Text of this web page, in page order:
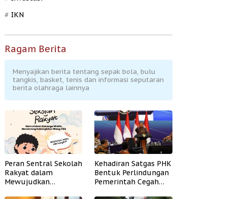
IKN
Ragam Berita
Menyajikan berita tentang sepak bola, bulu
tangkis, basket, tenis dan informasi seputaran
berita olahraga lainnya
Peran Sentral Sekolah
Rakyat dalam
Mewujudkan
Kehadiran Satgas PHK
Bentuk Perlindungan
Pemerintah Cegah